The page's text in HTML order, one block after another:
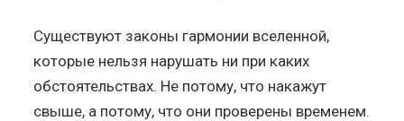
Существуют законы гармонии вселенной,
которые нельзя нарушать ни при каких
обстоятельствах. Не потому, что накажут
свыше, а потому, что они проверены временем.